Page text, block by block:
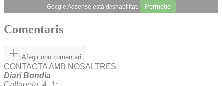
Google Adsense està deshabilitat. Permetre
Comentaris
Afegir nou comentari
CONTACTA AMB NOSALTRES
Diari Bondia